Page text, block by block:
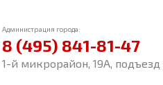
Администрация города:
8 (495) 841-81-47
1-й микрорайон, 19А, подъезд